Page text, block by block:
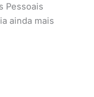
Pessoais
ainda mais